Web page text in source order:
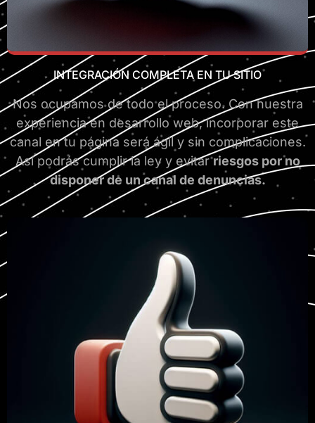
INTEGRACIÓN COMPLETA EN TU SITIO
Nos ocupamos de todo el proceso. Con nuestra
experiencia en desarrollo web, incorporar este
canal en tu página será ágil y sin complicaciones.
Así podrás cumplir la ley y evitarriesgos por no
disponer de un canal de denuncias.